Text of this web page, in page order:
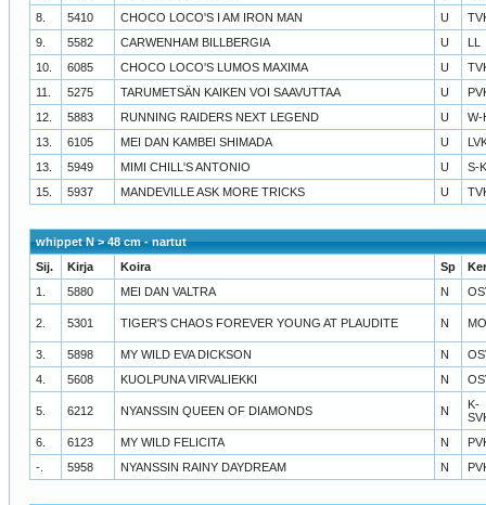
8.
5410 CHOCO LOCO'S I AM IRON MAN U
9.
5582 CARWENHAM BILLBERGIA U
LL
10.
6085 CHOCO LOCO'S LUMOS MAXIMA U
11.
5275 TARUMETSÄN KAIKEN VOI SAAVUTTAA U
12.
5883 RUNNING RAIDERS NEXT LEGEND U
W-
13.
6105 MEI DAN KAMBEI SHIMADA U
13.
5949 MIMI CHILL'S ANTONIO U
S-
15.
5937 MANDEVILLE ASK MORE TRICKS U
whippet N > 48 cm - nartut
Sij.
Kirja Koira Sp
1.
5880 MEI DAN VALTRA N
2. 5301 TIGER'S CHAOS FOREVER YOUNG AT PLAUDITE N
3. 5898 MY WILD EVA DICKSON N
4.
5608 KUOLPUNA VIRVALIEKKI N
5. 6212 NYANSSIN QUEEN OF DIAMONDS N
K-
6.
6123 MY WILD FELICITA N
-.
5958 NYANSSIN RAINY DAYDREAM N